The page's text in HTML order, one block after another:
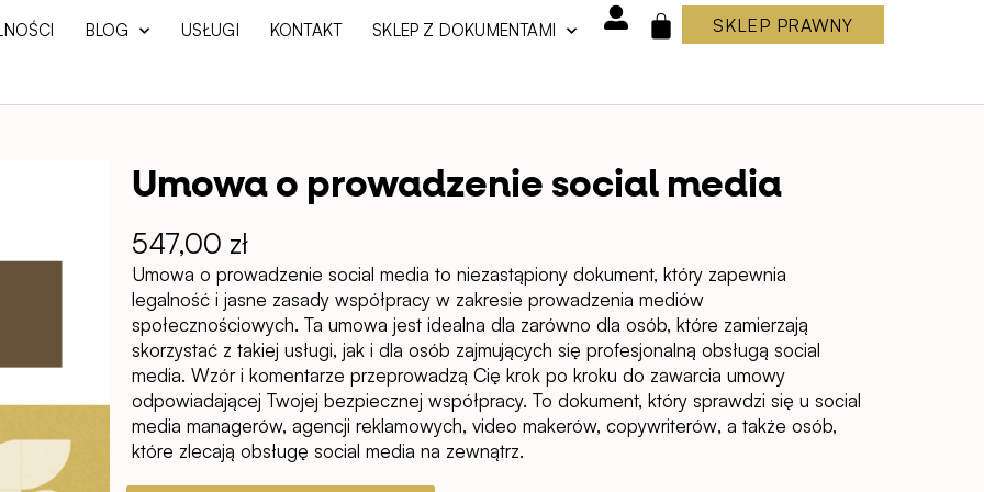
BLOG USŁUGI KONTAKT SKLEP Z DOKUMENTAMI SKLEP PRAWNY
Umowa o prowadzenie social media
547,00 zł
Umowa o prowadzenie social media to niezastąpiony dokument, który zapewnia
legalność i jasne zasady współpracy w zakresie prowadzenia mediów
społecznościowych. Ta umowa jest idealna dla zarówno dla osób, które zamierzają
skorzystać z takiej usługi, jak i dla osób zajmujących się profesjonalną obsługą social
media. Wzór i komentarze przeprowadzą Cię krok po kroku do zawarcia umowy
odpowiadającej Twojej bezpiecznej współpracy. To dokument, który sprawdzi się u social
media managerów, agencji reklamowych, video makerów, copywriterów, a także osób,
które zlecają obsługę social media na zewnątrz.